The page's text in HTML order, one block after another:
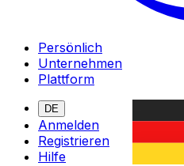
Persönlich
Unternehmen
Plattform
DE
Anmelden
Registrieren
Hilfe